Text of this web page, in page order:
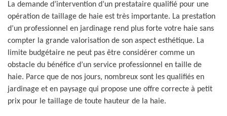
La demande d’intervention d’un prestataire qualifié pour une
opération de taillage de haie est très importante. La prestation
d’un professionnel en jardinage rend plus forte votre haie sans
compter la grande valorisation de son aspect esthétique. La
limite budgétaire ne peut pas être considérer comme un
obstacle du bénéfice d’un service professionnel en taille de
haie. Parce que de nos jours, nombreux sont les qualifiés en
jardinage et en paysage qui propose une offre correcte à petit
prix pour le taillage de toute hauteur de la haie.